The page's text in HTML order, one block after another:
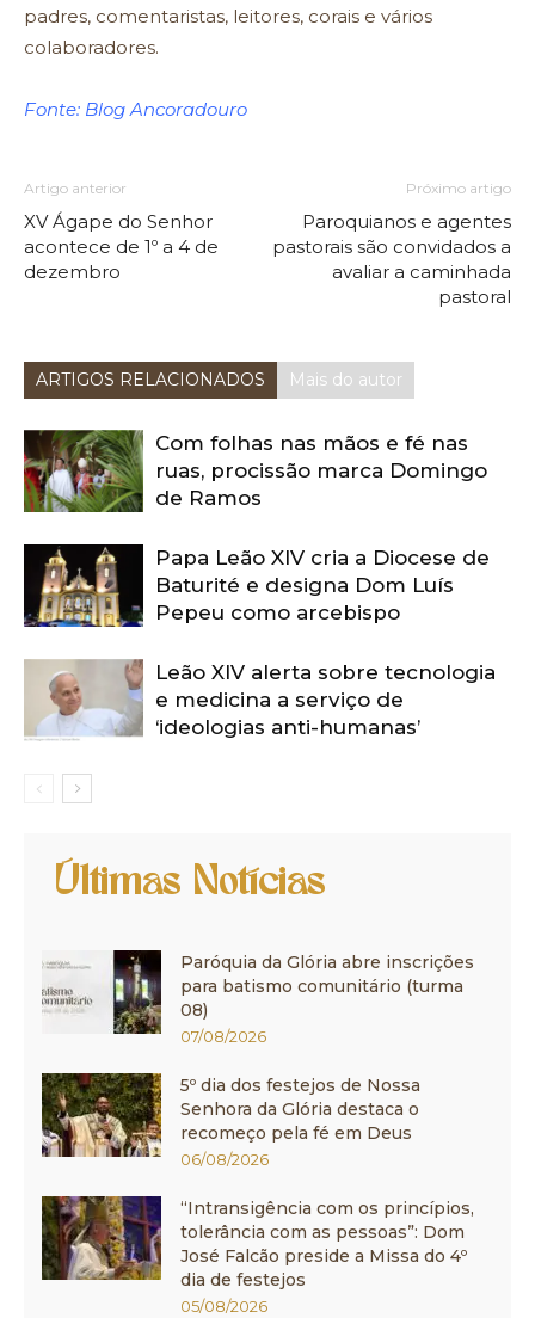
padres, comentaristas, leitores, corais e vários
colaboradores.
Fonte: Blog Ancoradouro
Artigo anterior
XV Ágape do Senhor
acontece de 1º a 4 de
dezembro
Próximo artigo
Paroquianos e agentes
pastorais são convidados a
avaliar a caminhada
pastoral
ARTIGOS RELACIONADOS Mais do autor
Com folhas nas mãos e fé nas
ruas, procissão marca Domingo
de Ramos
Papa Leão XIV cria a Diocese de
Baturité e designa Dom Luís
Pepeu como arcebispo
Leão XIV alerta sobre tecnologia
e medicina a serviço de
‘ideologias anti-humanas’
Últimas Notícias
Paróquia da Glória abre inscrições
para batismo comunitário (turma
08)
07/08/2026
5º dia dos festejos de Nossa
Senhora da Glória destaca o
recomeço pela fé em Deus
06/08/2026
“Intransigência com os princípios,
tolerância com as pessoas”: Dom
José Falcão preside a Missa do 4º
dia de festejos
05/08/2026